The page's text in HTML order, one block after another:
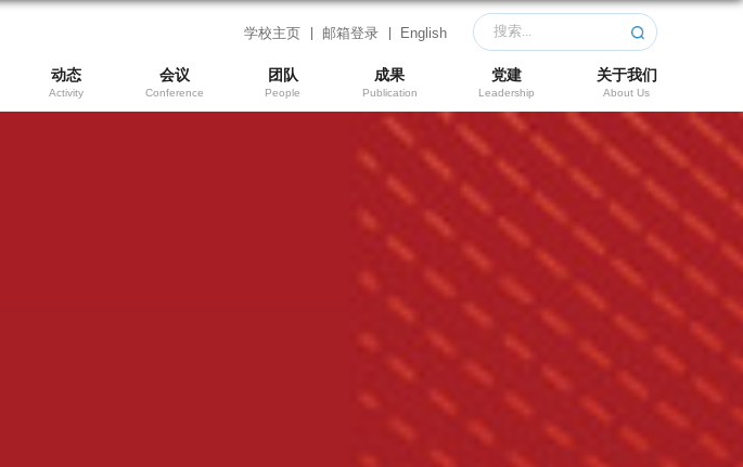
学校主页 邮箱登录 English
动态
Activity
会议
Conference
团队
People
成果
Publication
党建
Leadership
关于我们
About Us